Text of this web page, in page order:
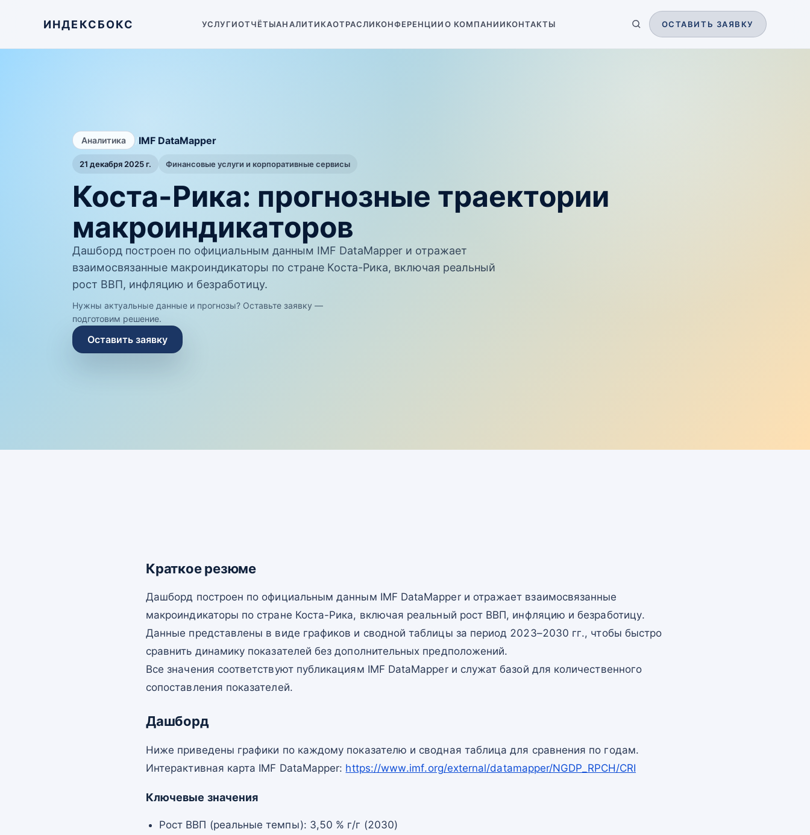
ИНДЕКСБОКС УСЛУГИОТЧЁТЫАНАЛИТИКАОТРАСЛИКОНФЕРЕНЦИИО КОМПАНИИКОНТАКТЫ ОСТАВИТЬ ЗАЯВКУ
Аналитика /IMF DataMapper
21 декабря 2025 г. Финансовые услуги и корпоративные сервисы
Коста-Рика: прогнозные траектории
макроиндикаторов
Дашборд построен по официальным данным IMF DataMapper и отражает
взаимосвязанные макроиндикаторы по стране Коста-Рика, включая реальный
рост ВВП, инфляцию и безработицу.
Нужны актуальные данные и прогнозы? Оставьте заявку —
подготовим решение.
Оставить заявку
Краткое резюме
Дашборд построен по официальным данным IMF DataMapper и отражает взаимосвязанные
макроиндикаторы по стране Коста-Рика, включая реальный рост ВВП, инфляцию и безработицу.
Данные представлены в виде графиков и сводной таблицы за период 2023–2030 гг., чтобы быстро
сравнить динамику показателей без дополнительных предположений.
Все значения соответствуют публикациям IMF DataMapper и служат базой для количественного
сопоставления показателей.
Дашборд
Ниже приведены графики по каждому показателю и сводная таблица для сравнения по годам.
Интерактивная карта IMF DataMapper: https://www.imf.org/external/datamapper/NGDP_RPCH/CRI
Ключевые значения
Рост ВВП (реальные темпы): 3,50 % г/г (2030)